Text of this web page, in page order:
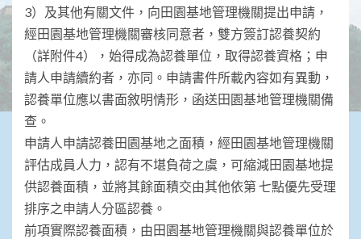
3）及其他有關文件，向田園基地管理機關提出申請，
經田園基地管理機關審核同意者，雙方簽訂認養契約
（詳附件4），始得成為認養單位，取得認養資格；申
請人申請續約者，亦同。申請書件所載內容如有異動，
認養單位應以書面敘明情形，函送田園基地管理機關備
查。
申請人申請認養田園基地之面積，經田園基地管理機關
評估成員人力，認有不堪負荷之虞，可縮減田園基地提
供認養面積，並將其餘面積交由其他依第 七點優先受理
排序之申請人分區認養。
前項實際認養面積，由田園基地管理機關與認養單位於